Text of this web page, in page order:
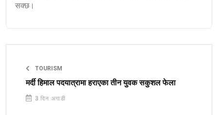
सक्छ।
TOURISM
मर्दी हिमाल पदयात्रामा हराएका तीन युवक सकुशल फेला
3 दिन अगाडी